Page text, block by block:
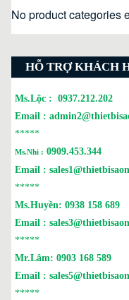
No product categories
HỖ TRỢ KHÁCH
Ms.Lộc : 0937.212.202
Email :
*****
Ms.Nhi : 0909.453.344
Email :
*****
Ms.Huyền: 0938 158 689
Email :
*****
Mr.Lâm: 0903 168 589
Email :
*****